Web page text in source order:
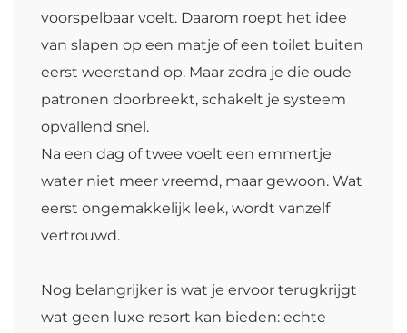
voorspelbaar voelt. Daarom roept het idee
van slapen op een matje of een toilet buiten
eerst weerstand op. Maar zodra je die oude
patronen doorbreekt, schakelt je systeem
opvallend snel.
Na een dag of twee voelt een emmertje
water niet meer vreemd, maar gewoon. Wat
eerst ongemakkelijk leek, wordt vanzelf
vertrouwd.
Nog belangrijker is wat je ervoor terugkrijgt
wat geen luxe resort kan bieden: echte